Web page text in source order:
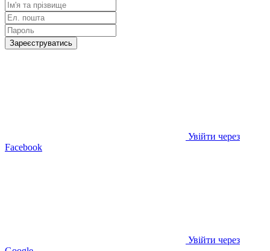
Зареєструватись
Увійти через
Facebook
Увійти через